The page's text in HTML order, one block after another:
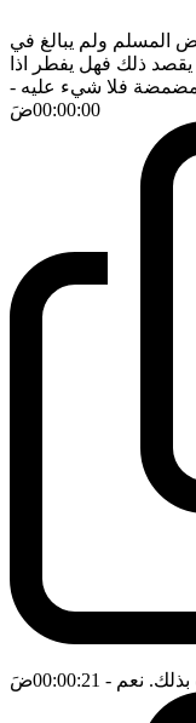
المسلم ولم يبالغ في
ذلك فهل يفطر اذا
فلا شيء عليه -
00:00:00ضَ
بذلك. نعم - 00:00:21 ضَ